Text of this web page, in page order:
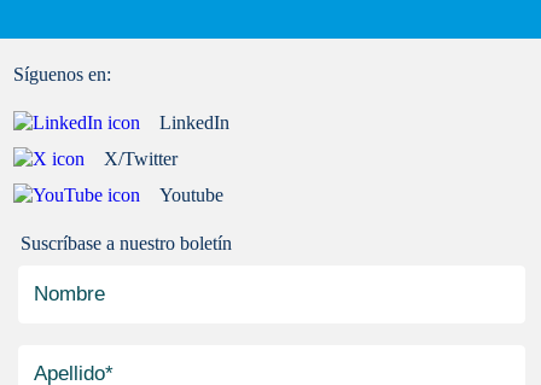
Suscríbase a nuestro boletín
Síguenos en:
LinkedIn
X/Twitter
Youtube